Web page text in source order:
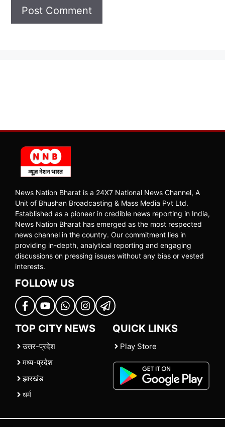
News Nation Bharat is a 24X7 National News Channel, A
Unit of Bhushan Broadcasting & Mass Media Pvt Ltd.
Established as a pioneer in credible news reporting in India,
News Nation Bharat has emerged as the most respected
news channel in the country. Our commitment lies in
providing in-depth, analytical reporting and engaging
discussions on pressing issues without any bias or vested
interests.
FOLLOW US
TOP CITY NEWS
उत्तर-प्रदेश
मध्य-प्रदेश
झारखंड
धर्म
QUICK LINKS
Play Store